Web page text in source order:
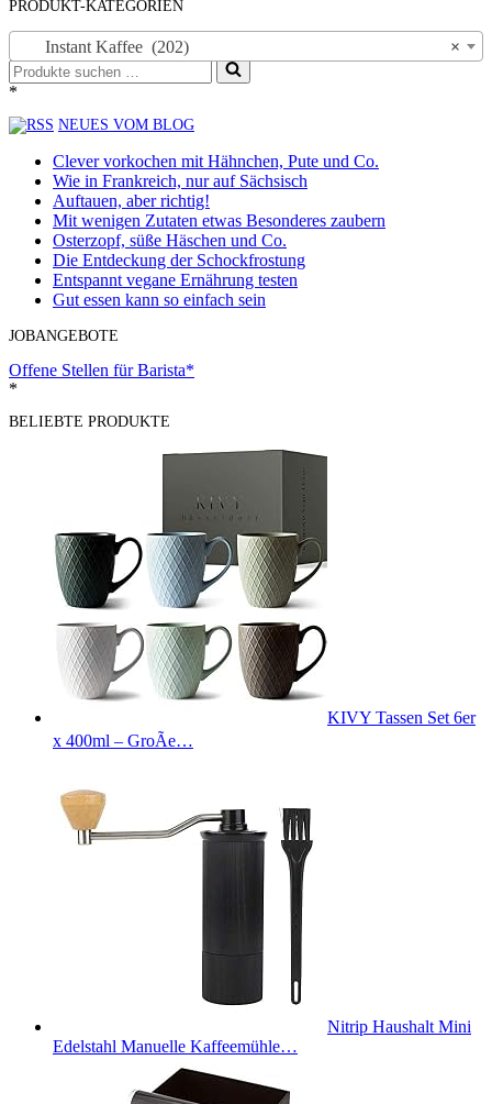
PRODUKT-KATEGORIEN
×
Instant Kaffee (202)
Suchen
nach …
*
NEUES VOM BLOG
Clever vorkochen mit Hähnchen, Pute und Co.
Wie in Frankreich, nur auf Sächsisch
Auftauen, aber richtig!
Mit wenigen Zutaten etwas Besonderes zaubern
Osterzopf, süße Häschen und Co.
Die Entdeckung der Schockfrostung
Entspannt vegane Ernährung testen
Gut essen kann so einfach sein
JOBANGEBOTE
Offene Stellen für Barista*
*
BELIEBTE PRODUKTE
KIVY Tassen Set 6er
x 400ml – GroÃe…
Nitrip Haushalt Mini
Edelstahl Manuelle Kaffeemühle…